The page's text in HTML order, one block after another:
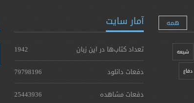
همه
شیعه
دفاع
آمار سایت
تعداد کتاب‌ها در این زبان
1942
دفعات دانلود
79798196
دفعات مشاهده
25443936